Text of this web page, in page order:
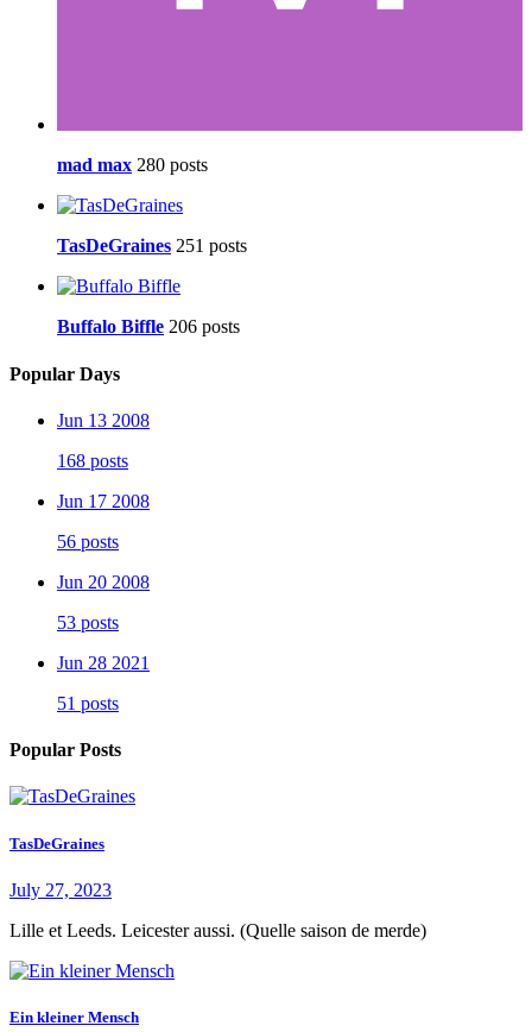
mad max 280 posts
TasDeGraines 251 posts
Buffalo Biffle 206 posts
Popular Days
Jun 13 2008
168 posts
Jun 17 2008
56 posts
Jun 20 2008
53 posts
Jun 28 2021
51 posts
Popular Posts
TasDeGraines
July 27, 2023
Lille et Leeds. Leicester aussi. (Quelle saison de merde)
Ein kleiner Mensch